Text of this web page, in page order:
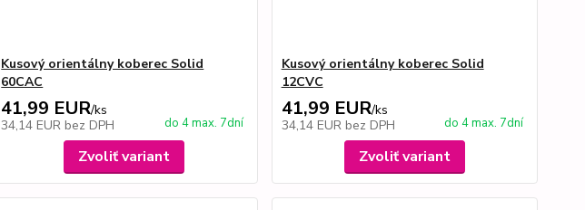
Kusový orientálny koberec Solid
60CAC
41,99 EUR/ks
34,14 EUR bez DPH do 4 max. 7dní
Zvoliť variant
Kusový orientálny koberec Solid
12CVC
41,99 EUR/ks
34,14 EUR bez DPH do 4 max. 7dní
Zvoliť variant